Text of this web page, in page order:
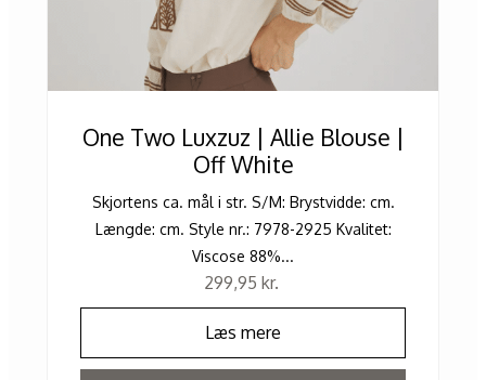
One Two Luxzuz | Allie Blouse |
Off White
Skjortens ca. mål i str. S/M: Brystvidde: cm.
Længde: cm. Style nr.: 7978-2925 Kvalitet:
Viscose 88%...
299,95 kr.
Læs mere